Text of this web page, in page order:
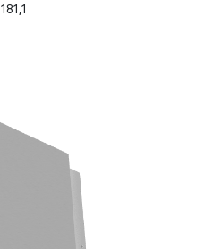
181,1